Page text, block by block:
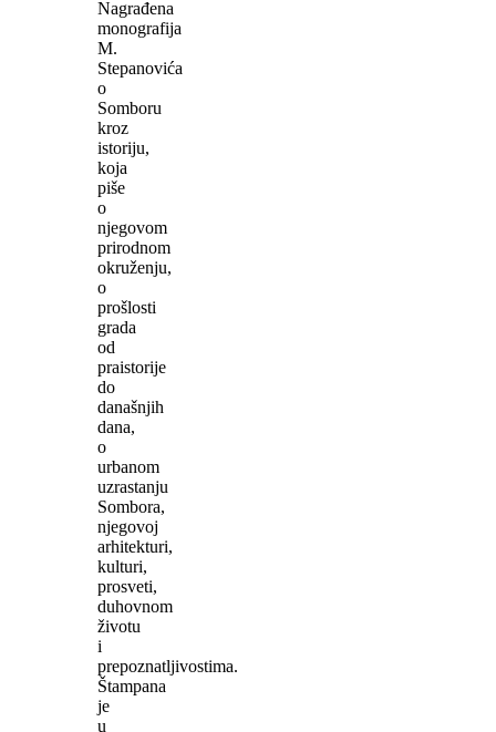
Nagrađena
monografija
M.
Stepanovića
o
Somboru
kroz
istoriju,
koja
piše
o
njegovom
prirodnom
okruženju,
o
prošlosti
grada
od
praistorije
do
današnjih
dana,
o
urbanom
uzrastanju
Sombora,
njegovoj
arhitekturi,
kulturi,
prosveti,
duhovnom
životu
i
prepoznatljivostima.
Štampana
je
u